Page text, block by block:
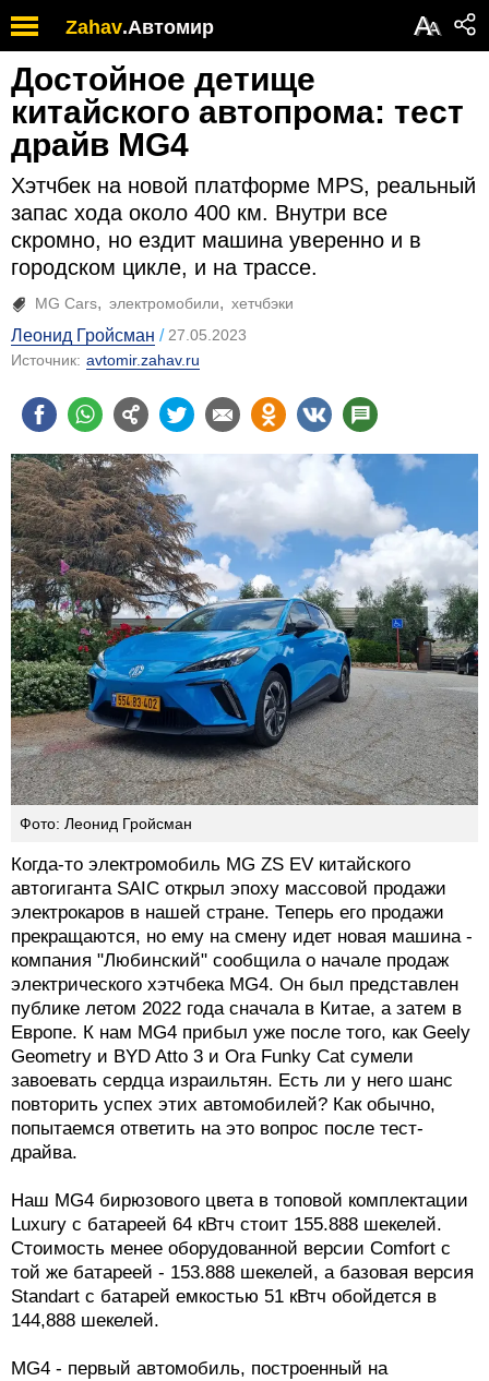
Zahav.Автомир АА
Достойное детище
китайского автопрома: тест
драйв MG4
Хэтчбек на новой платформе MPS, реальный
запас хода около 400 км. Внутри все
скромно, но ездит машина уверенно и в
городском цикле, и на трассе.
MG Cars электромобили хетчбэки
Леонид Гройсман
27.05.2023
Источник: avtomir.zahav.ru
Фото: Леонид Гройсман
Когда-то электромобиль MG ZS EV китайского
автогиганта SAIC открыл эпоху массовой продажи
электрокаров в нашей стране. Теперь его продажи
прекращаются, но ему на смену идет новая машина -
компания "Любинский" сообщила о начале продаж
электрического хэтчбека MG4. Он был представлен
публике летом 2022 года сначала в Китае, а затем в
Европе. К нам MG4 прибыл уже после того, как Geely
Geometry и BYD Atto 3 и Ora Funky Cat сумели
завоевать сердца израильтян. Есть ли у него шанс
повторить успех этих автомобилей? Как обычно,
попытаемся ответить на это вопрос после тест-
драйва.
Наш MG4 бирюзового цвета в топовой комплектации
Luxury с батареей 64 кВтч стоит 155.888 шекелей.
Стоимость менее оборудованной версии Comfort с
той же батареей - 153.888 шекелей, а базовая версия
Standart с батарей емкостью 51 кВтч обойдется в
144,888 шекелей.
MG4 - первый автомобиль, построенный на